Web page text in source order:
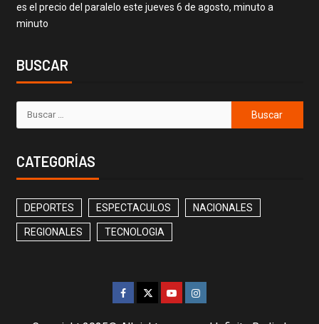
es el precio del paralelo este jueves 6 de agosto, minuto a
minuto
BUSCAR
CATEGORÍAS
DEPORTES ESPECTACULOS NACIONALES
REGIONALES TECNOLOGIA